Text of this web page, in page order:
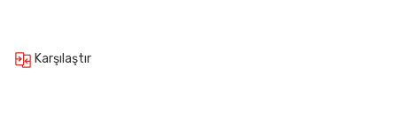
Karşılaştır